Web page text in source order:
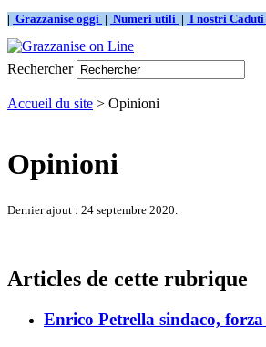
| Grazzanise oggi | Numeri utili | I nostri Caduti
Rechercher
Accueil du site > Opinioni
Opinioni
Dernier ajout : 24 septembre 2020.
Articles de cette rubrique
Enrico Petrella sindaco,